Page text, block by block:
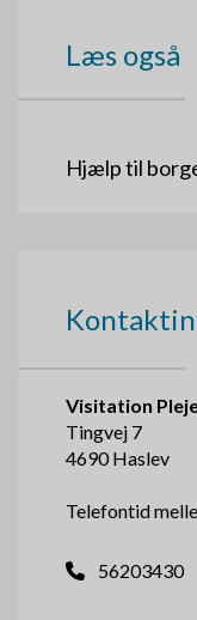
Læs også
Hjælp til
Visitation
Tingvej 7
4690 Haslev
Telefontid
56203430